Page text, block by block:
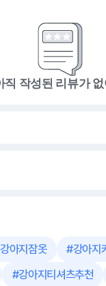
직 작성된 리뷰가 없
강아지잠옷 #강아지
#강아지티셔츠추천